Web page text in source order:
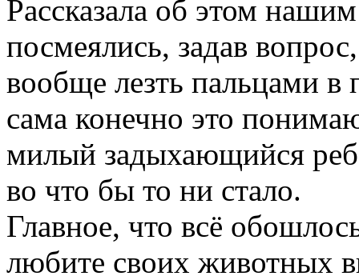
Рассказала об этом
посмеялись, задав
вообще лезть пальцами в
сама конечно это
милый задыхающийся
во что бы то ни стало.
Главное, что всё
любите своих животных